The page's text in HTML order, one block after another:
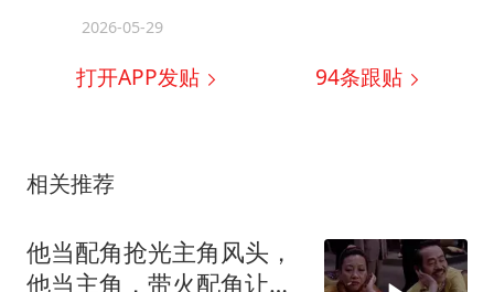
2026-05-29
打开APP发贴 94条跟贴
相关推荐
他当配角抢光主角风头，
他当主角，带火配角让人